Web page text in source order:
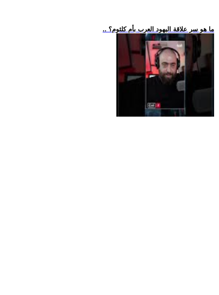
.. ما هو سر علاقة اليهود العرب بأم كلثوم؟